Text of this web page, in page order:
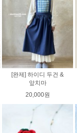
[완제] 하이디 두건 &
앞치마
20,000원